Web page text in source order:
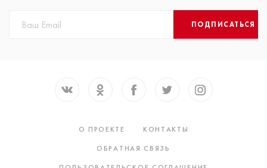
ПОДПИСАТЬСЯ
О ПРОЕКТЕ
КОНТАКТЫ
ОБРАТНАЯ СВЯЗЬ